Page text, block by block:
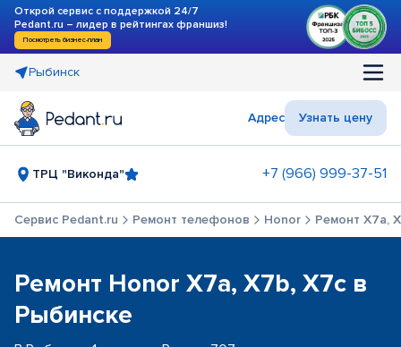
Открой сервис с поддержкой 24/7
Pedant.ru – лидер в рейтингах франшиз!
Посмотреть бизнес-план
Рыбинск
Адрес Узнать цену
ТРЦ "Виконда" +7 (966) 999-37-51
Сервис Pedant.ru Ремонт телефонов Honor Ремонт X7a,
Ремонт Honor X7a, X7b, X7c в
Рыбинске